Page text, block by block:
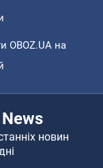
OBOZ.UA на
новин